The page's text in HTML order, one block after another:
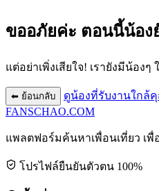
ขออภัยค่ะ ตอนนี้น้อง
แต่อย่าเพิ่งเสียใจ! เรายังมีน้องๆ
⬅ ย้อนกลับ
ดูน้องที่รับงานใกล้
FANSCHAO.COM
แพลตฟอร์มค้นหาเพื่อนเที่ยว เ
โปรไฟล์ยืนยันตัวตน 100%